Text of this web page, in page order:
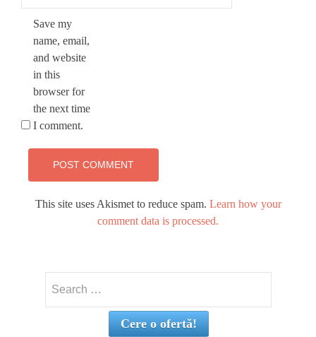
Save my
name, email,
and website
in this
browser for
the next time
I comment.
This site uses Akismet to reduce spam. Learn how your
comment data is processed.
for:
Cere o ofertă!